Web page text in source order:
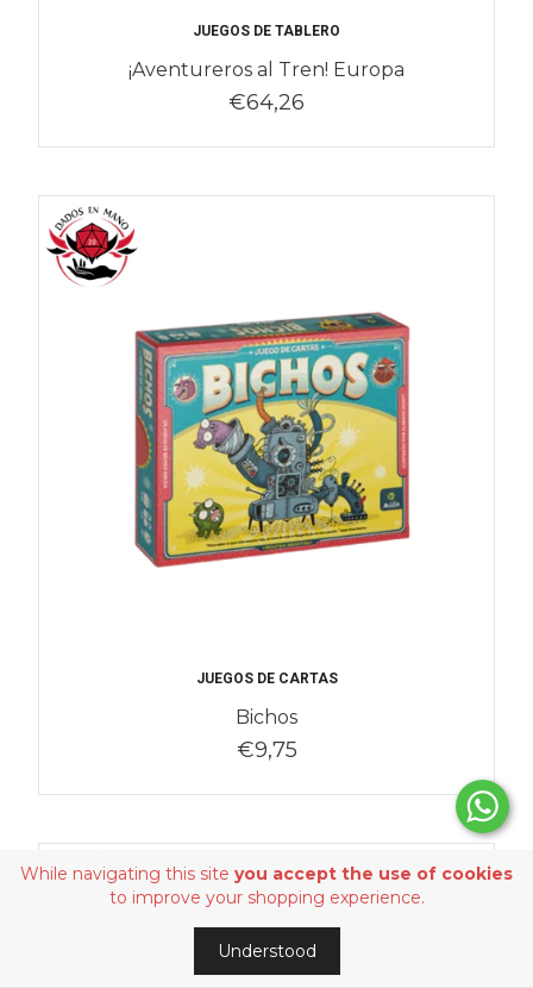
While navigating this site you accept the use of cookies
to improve your shopping experience.
Understood
JUEGOS DE TABLERO
¡Aventureros al Tren! Europa
€64,26
JUEGOS DE CARTAS
Bichos
€9,75